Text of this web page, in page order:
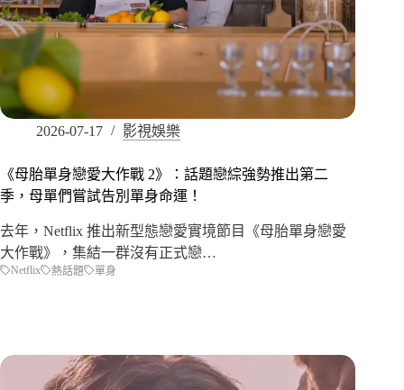
2026-07-17 影視娛樂
《母胎單身戀愛大作戰 2》：話題戀綜強勢推出第二
季，母單們嘗試告別單身命運！
去年，Netflix 推出新型態戀愛實境節目《母胎單身戀愛
大作戰》，集結一群沒有正式戀…
Netflix 熱話題 單身